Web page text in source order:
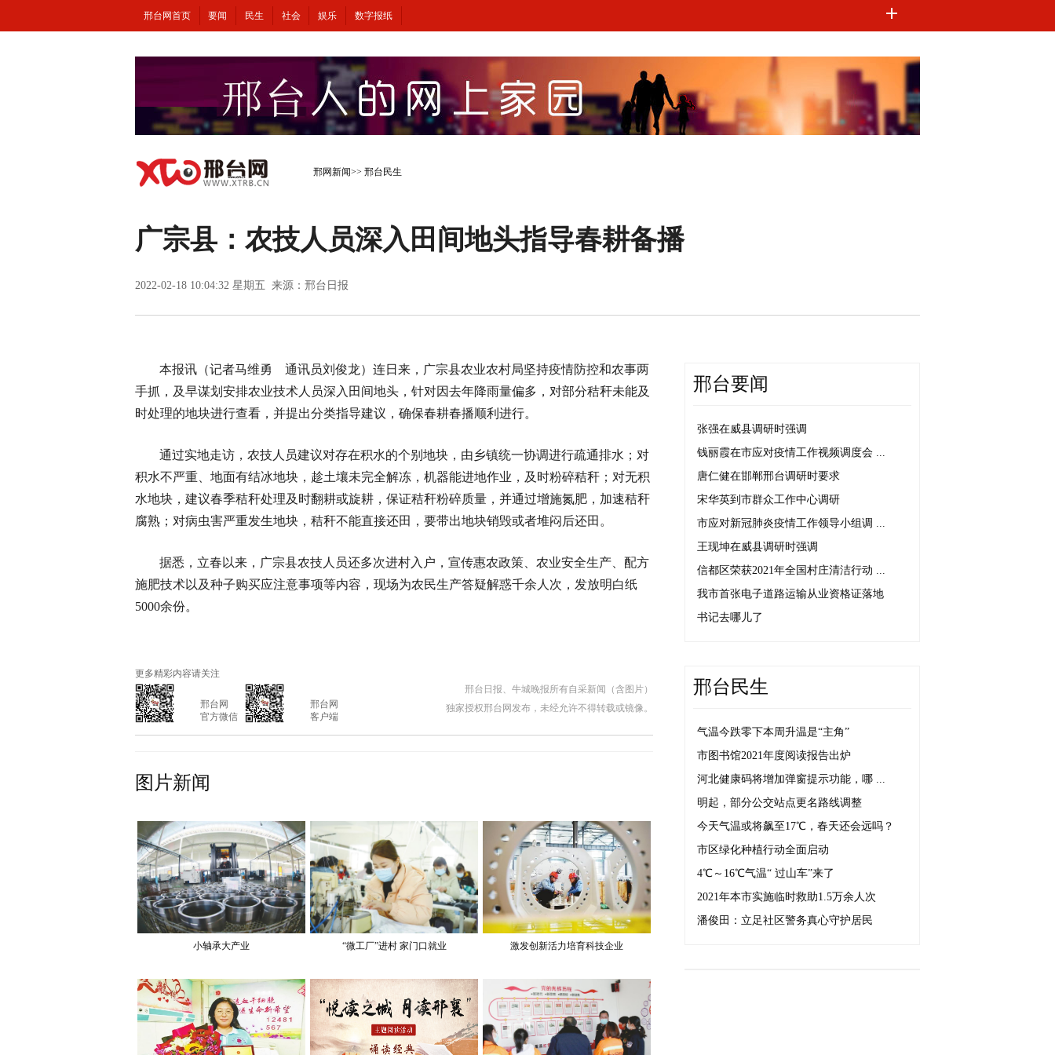
邢台网首页 要闻 民生 社会 娱乐 数字报纸
邢网新闻>> 邢台民生
广宗县：农技人员深入田间地头指导春耕备播
2022-02-18 10:04:32 星期五 来源：邢台日报
本报讯（记者马维勇 通讯员刘俊龙）连日来，广宗县农业农村局坚持疫情防控和农事两
手抓，及早谋划安排农业技术人员深入田间地头，针对因去年降雨量偏多，对部分秸秆未能及
时处理的地块进行查看，并提出分类指导建议，确保春耕春播顺利进行。
通过实地走访，农技人员建议对存在积水的个别地块，由乡镇统一协调进行疏通排水；对
积水不严重、地面有结冰地块，趁土壤未完全解冻，机器能进地作业，及时粉碎秸秆；对无积
水地块，建议春季秸秆处理及时翻耕或旋耕，保证秸秆粉碎质量，并通过增施氮肥，加速秸秆
腐熟；对病虫害严重发生地块，秸秆不能直接还田，要带出地块销毁或者堆闷后还田。
据悉，立春以来，广宗县农技人员还多次进村入户，宣传惠农政策、农业安全生产、配方
施肥技术以及种子购买应注意事项等内容，现场为农民生产答疑解惑千余人次，发放明白纸
5000余份。
更多精彩内容请关注
			邢台网
			官方微信
			邢台网
			客户端
邢台日报、牛城晚报所有自采新闻（含图片）
独家授权邢台网发布，未经允许不得转载或镜像。
图片新闻
小轴承大产业 “微工厂”进村 家门口就业 激发创新活力培育科技企业
邢台要闻
张强在威县调研时强调
钱丽霞在市应对疫情工作视频调度会 ...
唐仁健在邯郸邢台调研时要求
宋华英到市群众工作中心调研
市应对新冠肺炎疫情工作领导小组调 ...
王现坤在威县调研时强调
信都区荣获2021年全国村庄清洁行动 ...
我市首张电子道路运输从业资格证落地
书记去哪儿了
邢台民生
气温今跌零下本周升温是“主角”
市图书馆2021年度阅读报告出炉
河北健康码将增加弹窗提示功能，哪 ...
明起，部分公交站点更名路线调整
今天气温或将飙至17℃，春天还会远吗？
市区绿化种植行动全面启动
4℃～16℃气温“ 过山车”来了
2021年本市实施临时救助1.5万余人次
潘俊田：立足社区警务真心守护居民